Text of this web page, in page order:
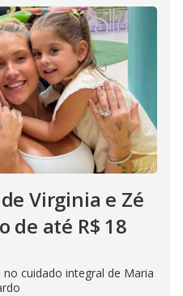
Virginia e Zé
de até R$ 18
cuidado integral de Maria